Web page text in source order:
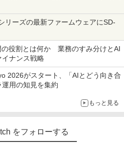
リーズの最新ファームウェアにSD-
の役割とは何か 業務のすみ分けとAI
ナンス戦略
2026がスタート、「AIとどう向き合
用の知見を集約
もっと見る
をフォローする